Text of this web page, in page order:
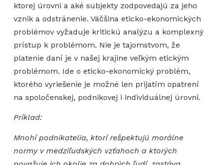
ktorej úrovni a aké subjekty zodpovedajú za jeho
vznik a odstránenie. Väčšina eticko-ekonomických
problémov vyžaduje kritickú analýzu a komplexný
prístup k problémom. Nie je tajomstvom, že
platenie daní je v našej krajine veľkým etickým
problémom. Ide o eticko-ekonomický problém,
ktorého vyriešenie je možné len prijatím opatrení
na spoločenskej, podnikovej i individuálnej úrovni.
Príklad:
Mnohí podnikatelia, ktorí rešpektujú morálne
normy v medziľudských vzťahoch a ktorých